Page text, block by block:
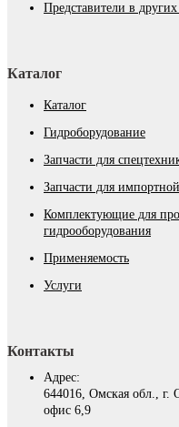
Представители в
Каталог
Каталог
Гидроборудование
Запчасти для
Запчасти для
Комплектующие для
гидрооборудования
Применяемость
Услуги
Контакты
Адрес:
644016, Омская обл., г.
офис 6,9